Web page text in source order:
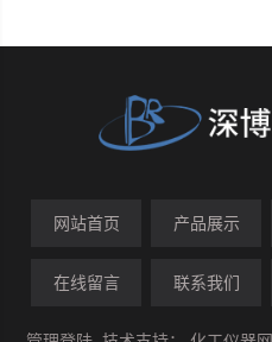
网站首页 产品展示
在线留言 联系我们